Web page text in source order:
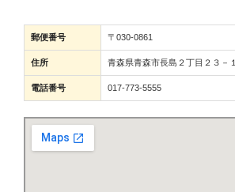
郵便番号 〒030-0861
住所 青森県青森市長島２丁目２３－１
電話番号 017-773-5555